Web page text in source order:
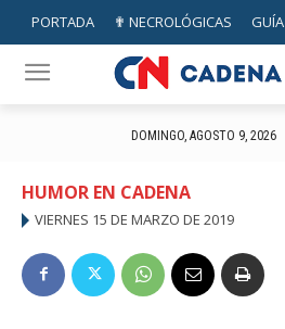
PORTADA ✟ NECROLÓGICAS GUÍA
DOMINGO, AGOSTO 9, 2026
HUMOR EN CADENA
VIERNES 15 DE MARZO DE 2019